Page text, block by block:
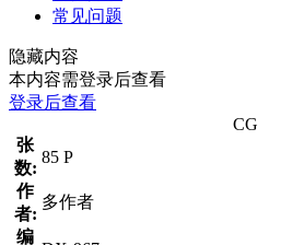
常见问题
隐藏内容
本内容需登录后查看
登录后查看
CG
张
数:
85 P
作
者:
多作者
编